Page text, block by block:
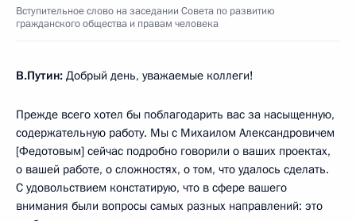
Вступительное слово на заседании Совета по развитию
гражданского общества и правам человека
В.Путин: Добрый день, уважаемые коллеги!
Прежде всего хотел бы поблагодарить вас за насыщенную,
содержательную работу. Мы с Михаилом Александровичем
[Федотовым] сейчас подробно говорили о ваших проектах,
о вашей работе, о сложностях, о том, что удалось сделать.
С удовольствием констатирую, что в сфере вашего
внимания были вопросы самых разных направлений: это